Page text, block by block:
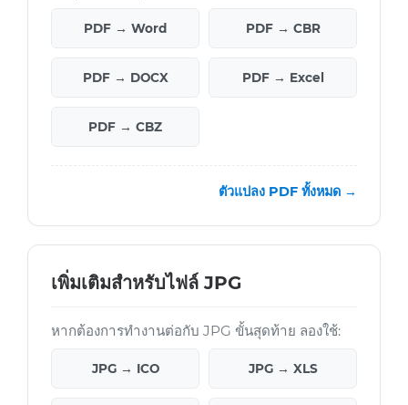
PDF → Word PDF → CBR
PDF → DOCX PDF → Excel
PDF → CBZ
ตัวแปลง PDF ทั้งหมด →
เพิ่มเติมสำหรับไฟล์ JPG
หากต้องการทำงานต่อกับ JPG ขั้นสุดท้าย ลองใช้:
JPG → ICO JPG → XLS